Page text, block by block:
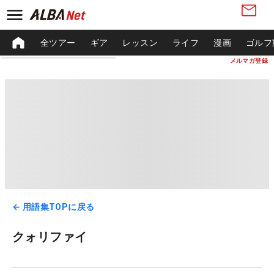
メルマガ登録
全ツアー ギア レッスン ライフ 漫画 ゴル
← 用語集TOPに戻る
クォリファイ